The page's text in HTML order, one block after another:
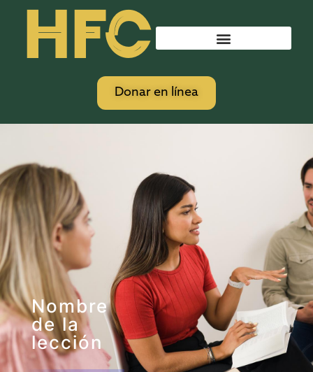
HFC
Donar en línea
Nombre
de la
lección